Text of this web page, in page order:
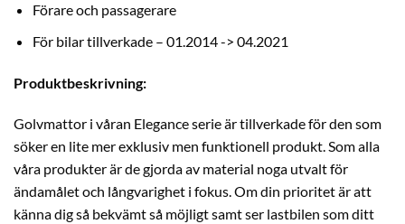
Förare och passagerare
För bilar tillverkade – 01.2014 -> 04.2021
Produktbeskrivning:
Golvmattor i våran Elegance serie är tillverkade för den som
söker en lite mer exklusiv men funktionell produkt. Som alla
våra produkter är de gjorda av material noga utvalt för
ändamålet och långvarighet i fokus. Om din prioritet är att
känna dig så bekvämt så möjligt samt ser lastbilen som ditt